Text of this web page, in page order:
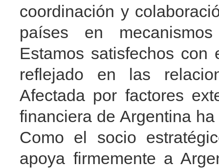
coordinación y
países en mecanismos
Estamos satisfechos con
reflejado en las
Afectada por factores
financiera de Argentina
Como el socio
apoya firmemente a